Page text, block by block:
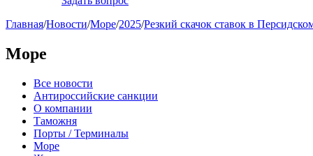
Главная/Новости/Море/2025/Резкий скачок ставок в
Море
Все новости
Антироссийские санкции
О компании
Таможня
Порты / Терминалы
Море